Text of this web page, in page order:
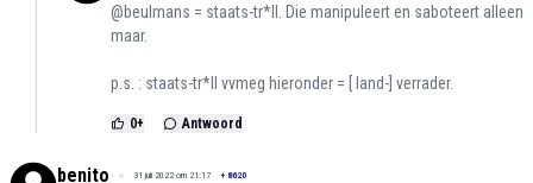
@beulmans = staats-tr*ll. Die manipuleert en saboteert alleen
maar.
p.s. : staats-tr*ll vvmeg hieronder = [ land-] verrader.
0+ Antwoord
benito 31 juli 2022 om 21:17 + 8620